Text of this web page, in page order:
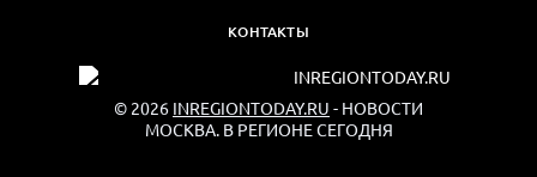
КОНТАКТЫ
© 2026 INREGIONTODAY.RU - НОВОСТИ
МОСКВА. В РЕГИОНЕ СЕГОДНЯ